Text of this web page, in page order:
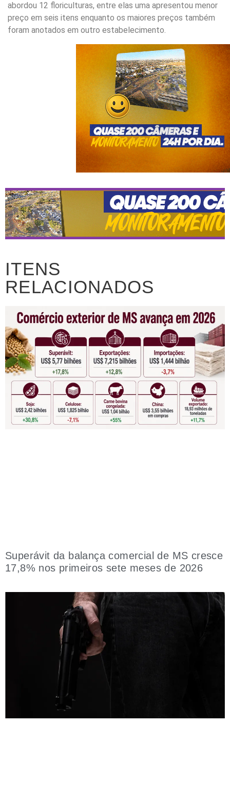
abordou 12 floriculturas, entre elas uma apresentou menor
preço em seis itens enquanto os maiores preços também
foram anotados em outro estabelecimento.
ITENS
RELACIONADOS
Superávit da balança comercial de MS cresce
17,8% nos primeiros sete meses de 2026